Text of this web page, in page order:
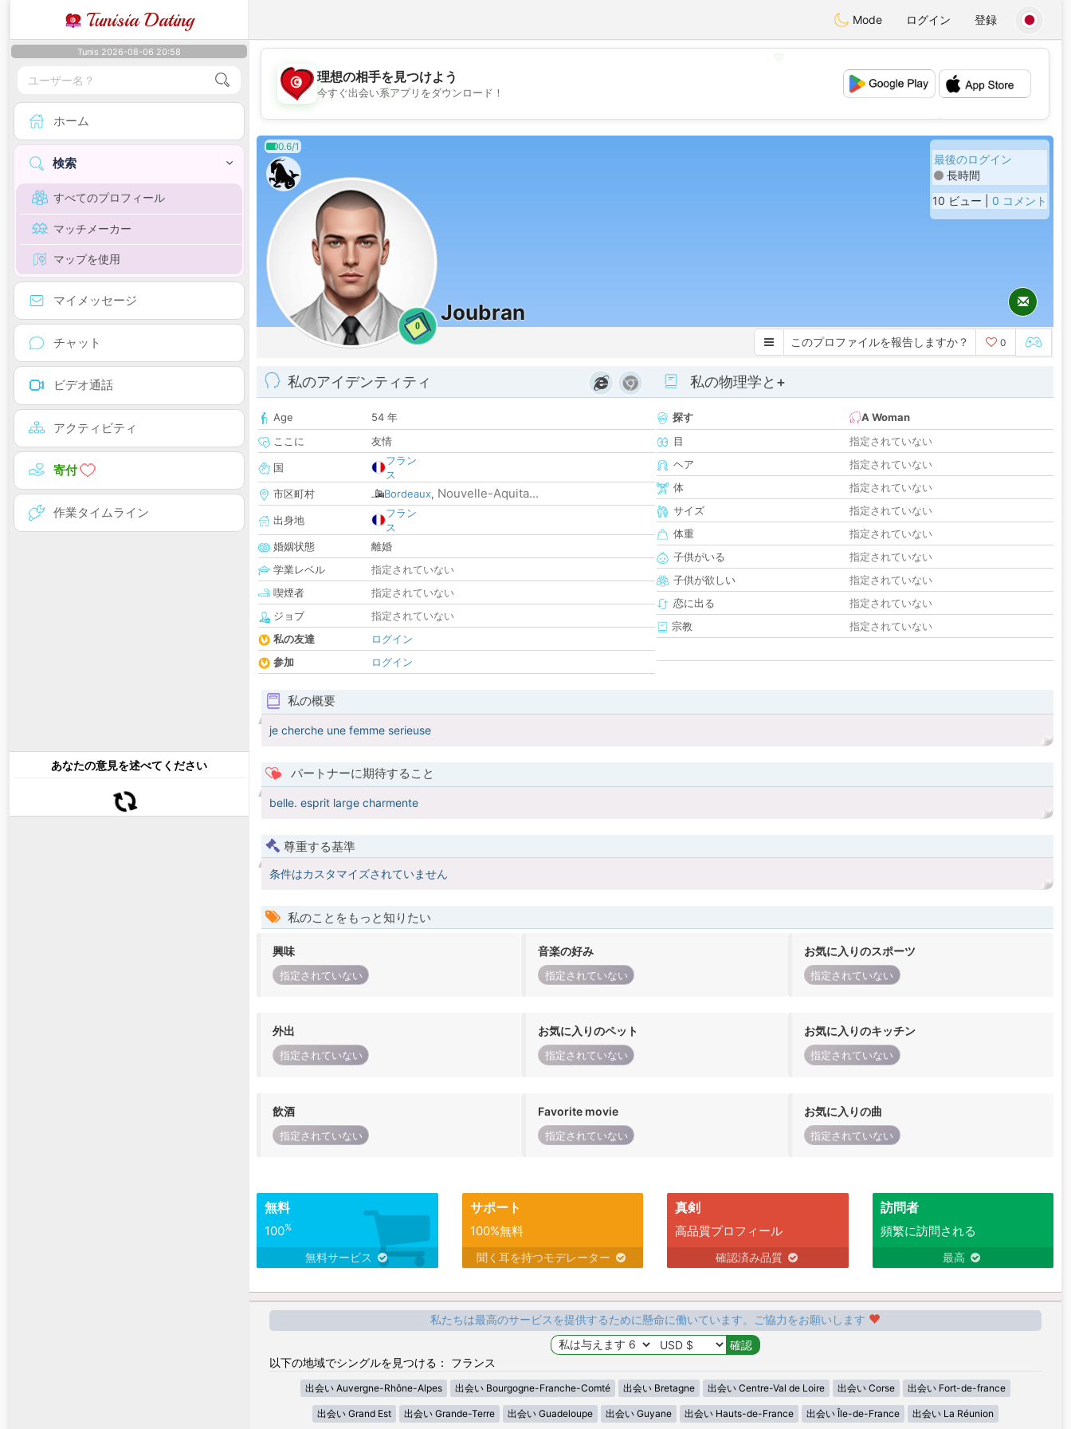
Tunisia Dating Mode ログイン 登録
Tunis 2026-08-06 20:58
ホーム
検索
すべてのプロフィール
マッチメーカー
マップを使用
マイメッセージ
チャット
ビデオ通話
アクティビティ
寄付
作業タイムライン
あなたの意見を述べてください
💖
💕
理想の相手を見つけよう
今すぐ出会い系アプリをダウンロード！
0.6/1
0
Joubran
最後のログイン
長時間
10 ビュー | 0 コメント
このプロファイルを報告しますか？ 0
私のアイデンティティ
Age
54 年
ここに
友情
国
フラン
ス
市区町村
Bordeaux, Nouvelle-Aquita...
出身地
フラン
ス
婚姻状態
離婚
学業レベル
指定されていない
喫煙者
指定されていない
ジョブ
指定されていない
私の友達
ログイン
参加
ログイン
私の物理学と+
探す
A Woman
目
指定されていない
ヘア
指定されていない
体
指定されていない
サイズ
指定されていない
体重
指定されていない
子供がいる
指定されていない
子供が欲しい
指定されていない
恋に出る
指定されていない
宗教
指定されていない
私の概要
je cherche une femme serieuse
パートナーに期待すること
belle. esprit large charmente
尊重する基準
条件はカスタマイズされていません
私のことをもっと知りたい
興味
指定されていない
音楽の好み
指定されていない
お気に入りのスポーツ
指定されていない
外出
指定されていない
お気に入りのペット
指定されていない
お気に入りのキッチン
指定されていない
飲酒
指定されていない
Favorite movie
指定されていない
お気に入りの曲
指定されていない
無料
100%
無料サービス
サポート
100%無料
聞く耳を持つモデレーター
真剣
高品質プロフィール
確認済み品質
訪問者
頻繁に訪問される
最高
私たちは最高のサービスを提供するために懸命に働いています。ご協力をお願いします
以下の地域でシングルを見つける： フランス
出会い Auvergne-Rhône-Alpes 出会い Bourgogne-Franche-Comté 出会い Bretagne 出会い Centre-Val de Loire 出会い Corse 出会い Fort-de-france
出会い Grand Est 出会い Grande-Terre 出会い Guadeloupe 出会い Guyane 出会い Hauts-de-France 出会い Île-de-France 出会い La Réunion